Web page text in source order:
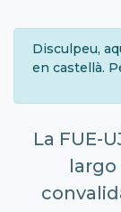
Disculpeu,
en castellà.
La FUE-